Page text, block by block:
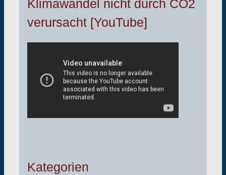
Klimawandel nicht durch CO2
verursacht [YouTube]
Kategorien